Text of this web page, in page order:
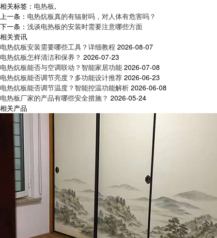
相关标签： 电热板,
上一条： 电热炕板真的有辐射吗，对人体有危害吗？
下一条： 浅谈电热板的安装时需要注意哪些方面
相关资讯
电热炕板安装需要哪些工具？详细教程 2026-08-07
电热炕板怎样清洁和保养？ 2026-07-23
电热炕板能否与空调联动？智能家居功能 2026-07-08
电热炕板能否调节亮度？多功能设计推荐 2026-06-23
电热炕板能否调节温度？智能控温功能解析 2026-06-08
电热板厂家的产品有哪些安全措施？ 2026-05-24
相关产品